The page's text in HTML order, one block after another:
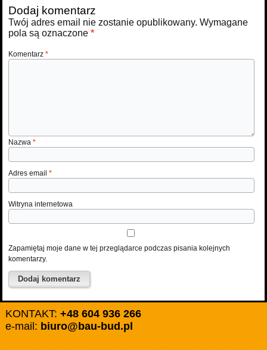
Dodaj komentarz
Twój adres email nie zostanie opublikowany. Wymagane
pola są oznaczone*
Komentarz*
Nazwa*
Adres email*
Witryna internetowa
Zapamiętaj moje dane w tej przeglądarce podczas pisania kolejnych
komentarzy.
KONTAKT:+48 604 936 266
e-mail:biuro@bau-bud.pl